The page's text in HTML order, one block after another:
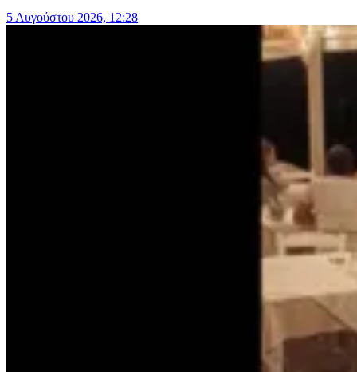
5 Αυγούστου 2026, 12:28